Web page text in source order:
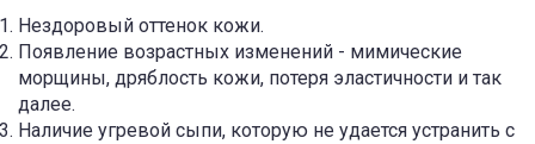
Нездоровый оттенок кожи.
Появление возрастных изменений - мимические
морщины, дряблость кожи, потеря эластичности и так
далее.
Наличие угревой сыпи, которую не удается устранить с